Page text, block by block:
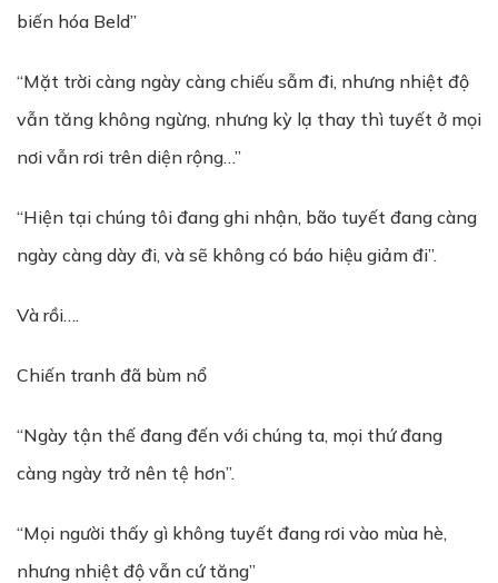
biến hóa Beld”
“Mặt trời càng ngày càng chiếu sẫm đi, nhưng nhiệt độ
vẫn tăng không ngừng, nhưng kỳ lạ thay thì tuyết ở mọi
nơi vẫn rơi trên diện rộng…”
“Hiện tại chúng tôi đang ghi nhận, bão tuyết đang càng
ngày càng dày đi, và sẽ không có báo hiệu giảm đi”.
Và rồi….
Chiến tranh đã bùm nổ
“Ngày tận thế đang đến với chúng ta, mọi thứ đang
càng ngày trở nên tệ hơn”.
“Mọi người thấy gì không tuyết đang rơi vào mùa hè,
nhưng nhiệt độ vẫn cứ tăng”